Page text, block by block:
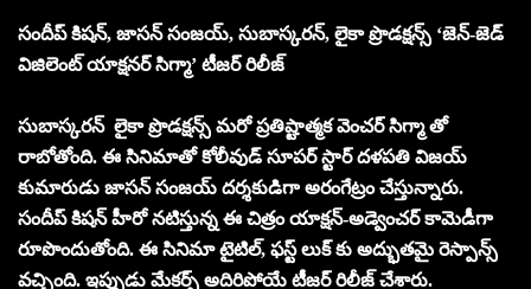
సందీప్ కిషన్, జాసన్ సంజయ్, సుబాస్కరన్, లైకా ప్రొడక్షన్స్ ‘జెన్-జెడ్
విజిలెంట్ యాక్షనర్ సిగ్మా’ టీజర్ రిలీజ్
సుబాస్కరన్ లైకా ప్రొడక్షన్స్ మరో ప్రతిష్టాత్మక వెంచర్‌ సిగ్మా తో
రాబోతోంది. ఈ సినిమాతో కోలీవుడ్ సూపర్ స్టార్ దళపతి విజయ్
కుమారుడు జాసన్ సంజయ్ దర్శకుడిగా అరంగేట్రం చేస్తున్నారు.
సందీప్ కిషన్ హీరో నటిస్తున్న ఈ చిత్రం యాక్షన్-అడ్వెంచర్ కామెడీగా
రూపొందుతోంది. ఈ సినిమా టైటిల్, ఫస్ట్ లుక్ కు అద్భుతమై రెస్పాన్స్
వచ్చింది. ఇప్పుడు మేకర్స్ అదిరిపోయే టీజర్‌ రిలీజ్ చేశారు.